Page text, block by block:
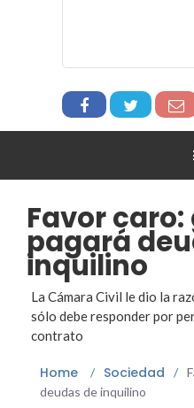
Favor
pagará
inquilino
La Cámara Civil le dio la
sólo debe responder por
contrato
Home / Sociedad /
deudas de inquilino